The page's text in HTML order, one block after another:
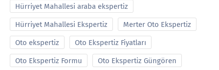
Hürriyet Mahallesi araba ekspertiz
Hürriyet Mahallesi Ekspertiz Merter Oto Ekspertiz
Oto ekspertiz Oto Ekspertiz Fiyatları
Oto Ekspertiz Formu Oto Ekspertiz Güngören